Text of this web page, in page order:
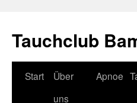
Tauchclub
Start
Über
uns
Apnoe